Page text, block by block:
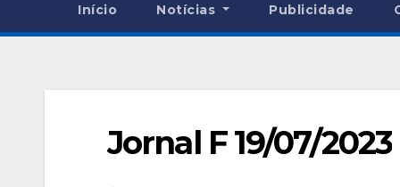
Início Notícias Publicidade
Jornal F 19/07/2023